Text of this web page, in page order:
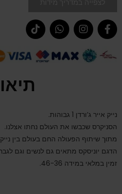
נייק אייר ג’ורדן 1 גבוהות.
הסניקרס שכבשו את העולם נחתו אצלנו.
מתוך שיתוף הפעולה החם בעולם בין נייקי
הדגם יוניסקס מתאים גם לנשים וגם
זמין במלאי במידה 46-36.